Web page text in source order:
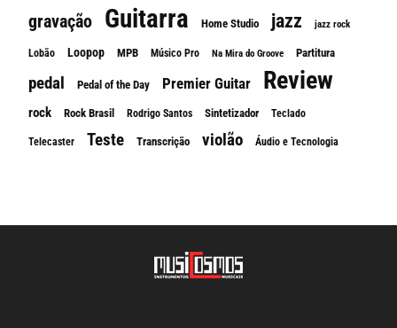
gravação Guitarra Home Studio jazz jazz rock
Lobão Loopop MPB Músico Pro Na Mira do Groove Partitura
pedal Pedal of the Day Premier Guitar Review
rock Rock Brasil Rodrigo Santos Sintetizador Teclado
Telecaster Teste Transcrição violão Áudio e Tecnologia